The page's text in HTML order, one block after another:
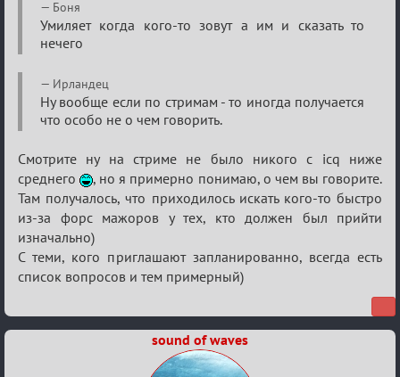
Re:
Семейный
кубок
Боня
Умиляет когда кого-то зовут а им и сказать то
нечего
Ирландец
Ну вообще если по стримам - то иногда получается
что особо не о чем говорить.
Смотрите ну на стриме не было никого с icq ниже
среднего
, но я примерно понимаю, о чем вы говорите.
Там получалось, что приходилось искать кого-то быстро
из-за форс мажоров у тех, кто должен был прийти
изначально)
С теми, кого приглашают запланированно, всегда есть
список вопросов и тем примерный)
sound of waves